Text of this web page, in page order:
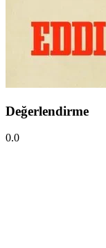
Değerlendirme
0.0